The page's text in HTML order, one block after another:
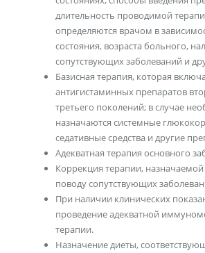
длительность проводимой
определяются врачом в
состояния, возраста больного,
сопутствующих заболеваний и
Базисная терапия, которая
антигистаминных препаратов
третьего поколений; в случае
назначаются системные
седативные средства и другие
Адекватная терапия основного
Коррекция терапии,
поводу сопутствующих
При наличии клинических
проведение адекватной
терапии.
Назначение диеты,